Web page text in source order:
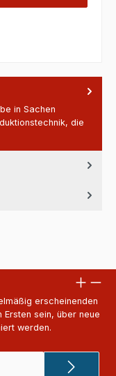
in Sachen
die
erscheinenden
sein, über neue
werden.